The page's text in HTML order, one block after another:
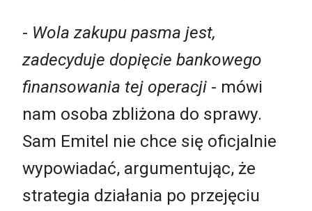
- Wola zakupu pasma jest,
zadecyduje dopięcie bankowego
finansowania tej operacji - mówi
nam osoba zbliżona do sprawy.
Sam Emitel nie chce się oficjalnie
wypowiadać, argumentując, że
strategia działania po przejęciu